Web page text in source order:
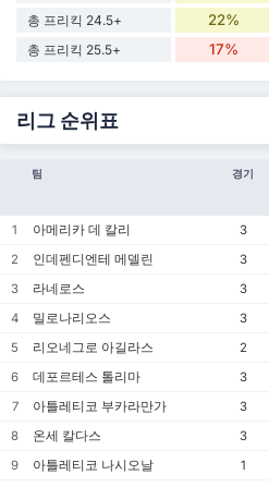
총 프리킥 24.5+ 22%
총 프리킥 25.5+ 17%
리그 순위표
팀 경기
1 아메리카 데 칼리 3
2
인데펜디엔테 메델린 3
3
라네로스 3
4
밀로나리오스 3
5
리오네그로 아길라스 2
6
데포르테스 톨리마 3
7
아틀레티코 부카라만가 3
8
온세 칼다스 3
9
아틀레티코 나시오날 1